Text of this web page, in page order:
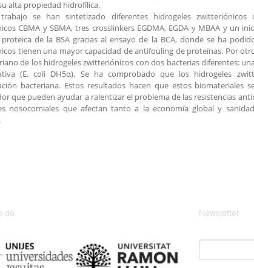
alta propiedad hidrofílica.
se han sintetizado diferentes hidrogeles zwitteriónicos
CBMA y SBMA, tres crosslinkers EGDMA, EGDA y MBAA y un
de la BSA gracias al ensayo de la BCA, donde se ha
tienen una mayor capacidad de antifouling de proteínas. Por
de los hidrogeles zwitteriónicos con dos bacterias diferentes:
(E. coli DH5α). Se ha comprobado que los hidrogeles
bacteriana. Estos resultados hacen que estos biomateriales
que pueden ayudar a ralentizar el problema de las resistencias
nosocomiales que afectan tanto a la economía global y
de Newsletter